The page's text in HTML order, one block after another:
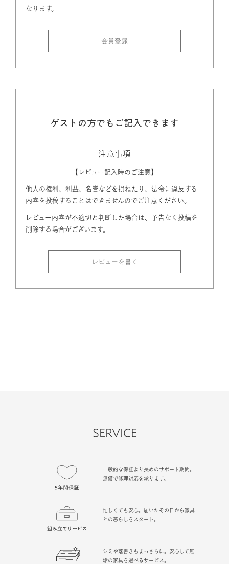
なります。
会員登録
ゲストの方でもご記入できます
注意事項
【レビュー記入時のご注意】
他人の権利、利益、名誉などを損ねたり、法令に違反する
内容を投稿することはできませんのでご注意ください。
レビュー内容が不適切と判断した場合は、予告なく投稿を
削除する場合がございます。
レビューを書く
SERVICE
一般的な保証より長めのサポート期間。
無償で修理対応を承ります。
忙しくても安心。届いたその日から家具
との暮らしをスタート。
シミや落書きもまっさらに。安心して無
垢の家具を選べるサービス。